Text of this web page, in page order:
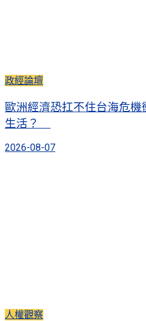
政經論壇
歐洲經濟恐扛不住台海危
生活？
2026-08-07
人權觀察